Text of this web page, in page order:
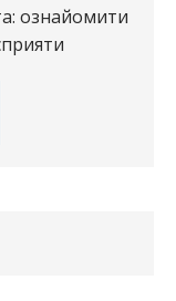
ознайомити